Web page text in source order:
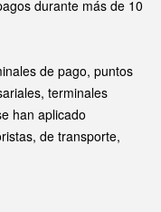
durante más de 10
de pago, puntos
terminales
han aplicado
de transporte,